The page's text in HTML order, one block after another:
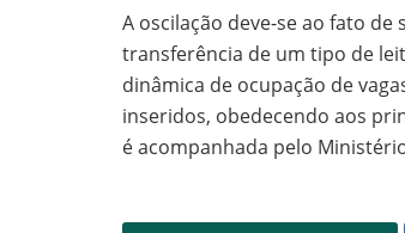
A oscilação deve-se ao fato
transferência de um tipo de
dinâmica de ocupação de
inseridos, obedecendo aos
é acompanhada pelo